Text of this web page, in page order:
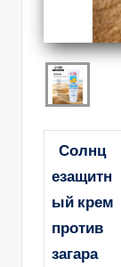
Солнц
езащитн
ый крем
против
загара